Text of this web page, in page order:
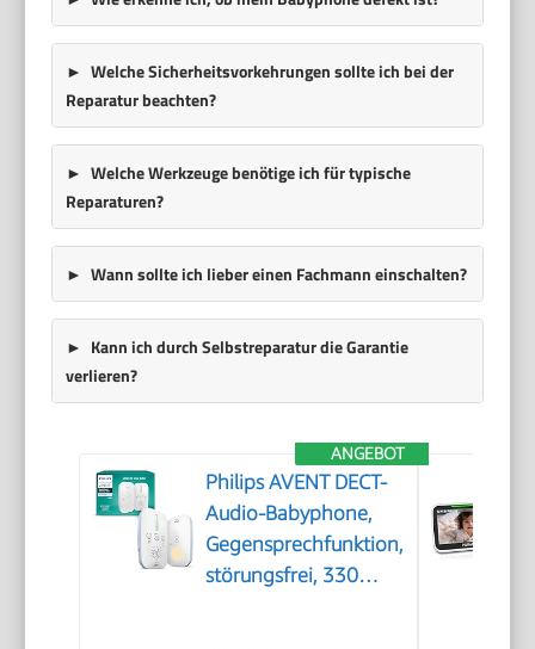
Welche Sicherheitsvorkehrungen sollte ich bei der
Reparatur beachten?
Welche Werkzeuge benötige ich für typische
Reparaturen?
Wann sollte ich lieber einen Fachmann einschalten?
Kann ich durch Selbstreparatur die Garantie
verlieren?
ANGEBOT
Philips AVENT DECT-
Audio-Babyphone,
Gegensprechfunktion,
störungsfrei, 330